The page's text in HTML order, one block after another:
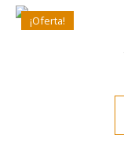
¡Oferta!